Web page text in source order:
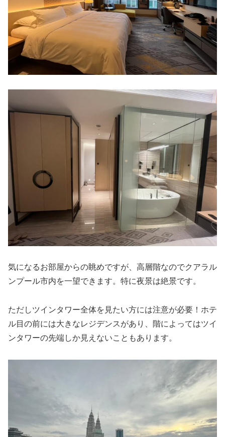
気になるお部屋からの眺めですが、高層階なのでクアラル
ンプール市内を一望できます。特に夜景は絶景です。
ただしツインタワー全体を見たい方には注意が必要！ホテ
ル目の前には大きなレジデンスがあり、階によってはツイ
ンタワーの先端しか見えないこともあります。